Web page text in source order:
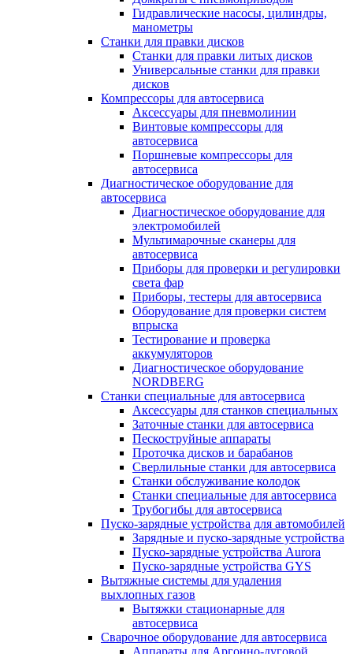
Гидравлические насосы, цилиндры,
манометры
Станки для правки дисков
Станки для правки литых дисков
Универсальные станки для правки
дисков
Компрессоры для автосервиса
Аксессуары для пневмолинии
Винтовые компрессоры для
автосервиса
Поршневые компрессоры для
автосервиса
Диагностическое оборудование для
автосервиса
Диагностическое оборудование для
электромобилей
Мультимарочные сканеры для
автосервиса
Приборы для проверки и регулировки
света фар
Приборы, тестеры для автосервиса
Оборудование для проверки систем
впрыска
Тестирование и проверка
аккумуляторов
Диагностическое оборудование
NORDBERG
Станки специальные для автосервиса
Аксессуары для станков специальных
Заточные станки для автосервиса
Пескоструйные аппараты
Проточка дисков и барабанов
Сверлильные станки для автосервиса
Станки обслуживание колодок
Станки специальные для автосервиса
Трубогибы для автосервиса
Пуско-зарядные устройства для автомобилей
Зарядные и пуско-зарядные устройства
Пуско-зарядные устройства Aurora
Пуско-зарядные устройства GYS
Вытяжные системы для удаления
выхлопных газов
Вытяжки стационарные для
автосервиса
Сварочное оборудование для автосервиса
Аппараты для Аргонно-дуговой